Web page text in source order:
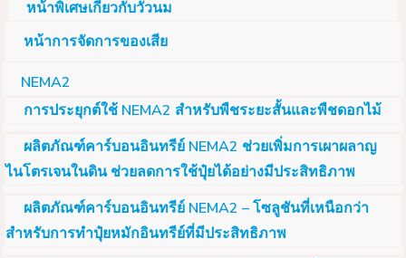
หน้าพิเศษเกี่ยวกับวัวนม
หน้าการจัดการของเสีย
NEMA2
การประยุกต์ใช้ NEMA2 สำหรับพืชระยะสั้นและพืชดอกไม้
ผลิตภัณฑ์คาร์บอนอินทรีย์ NEMA2 ช่วยเพิ่มการเผาผลาญ
ไนโตรเจนในดิน ช่วยลดการใช้ปุ๋ยได้อย่างมีประสิทธิภาพ
ผลิตภัณฑ์คาร์บอนอินทรีย์ NEMA2 – โซลูชันที่เหนือกว่า
สำหรับการทำปุ๋ยหมักอินทรีย์ที่มีประสิทธิภาพ